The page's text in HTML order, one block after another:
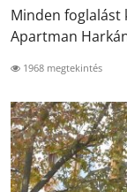
Minden foglalást
Apartman
1968 megtekintés